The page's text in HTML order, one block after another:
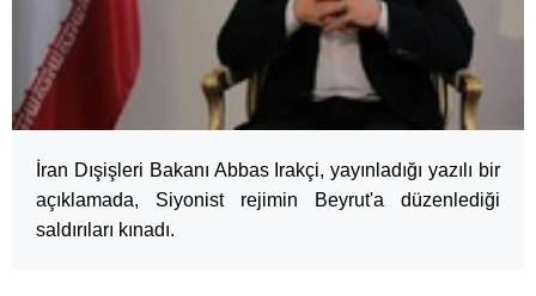
İran Dışişleri Bakanı Abbas Irakçi, yayınladığı yazılı bir
açıklamada, Siyonist rejimin Beyrut'a düzenlediği
saldırıları kınadı.